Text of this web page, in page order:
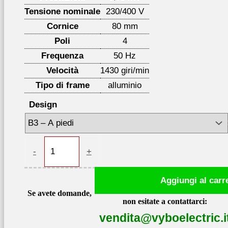
Tensione nominale 230/400 V
Cornice
80 mm
Poli
4
Frequenza
50 Hz
Velocità
1430 giri/min
Tipo di frame
alluminio
Design
-
elettrico
0,75kW
+
Aggiungi al
Se avete domande,
non esitate a contattarci: